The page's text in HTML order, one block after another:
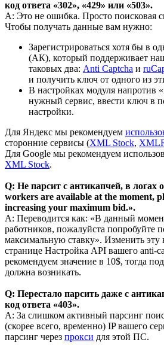
код ответа «302», «429» или «503».
A: Это не ошибка. Просто поисковая
Чтобы получать данные вам нужно:
Зарегистрироваться хотя бы в
(АК), который поддерживает
таковых два: Anti Captcha и
и получить ключ от одного из
В настройках модуля напротив
нужный сервис, ввести ключ в
настройки.
Для Яндекс мы рекомендуем
сторонние сервисы (XML Stock,
Для Google мы рекомендуем
XML Stock.
Q: Не парсит с антикапчей, в логах
workers are available at the moment,
increasing your maximum bid.».
A: Переводится как: «В данный
работников, пожалуйста попробуйте
максимальную ставку». Изменить
странице Настройка API вашего anti-
рекомендуем значение в 10$, тогда
должна возникать.
Q: Перестало парсить даже с
код ответа «403».
A: За слишком активный парсинг
(скорее всего, временно) IP вашего
парсинг через прокси для этой ПС.